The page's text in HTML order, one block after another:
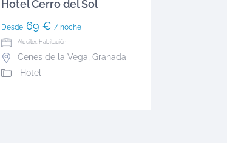
Hotel Cerro del Sol
Desde69 € / noche
Alquiler: Habitación
Cenes de la Vega, Granada
Hotel